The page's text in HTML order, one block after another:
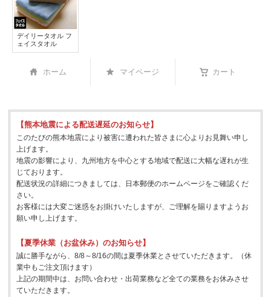
デイリータオル フ
ェイスタオル
ホーム マイページ カート
【熊本地震による配送遅延のお知らせ】
このたびの熊本地震により被害に遭われた皆さまに心よりお見舞い申し
上げます。
地震の影響により、九州地方を中心とする地域で配送に大幅な遅れが生
じております。
配送状況の詳細につきましては、日本郵便のホームページをご確認くだ
さい。
お客様には大変ご迷惑をお掛けいたしますが、ご理解を賜りますようお
願い申し上げます。
【夏季休業（お盆休み）のお知らせ】
誠に勝手ながら、8/8～8/16の間は夏季休業とさせていただきます。（休
業中もご注文頂けます）
上記の期間中は、お問い合わせ・出荷業務など全ての業務をお休みさせ
ていただきます。